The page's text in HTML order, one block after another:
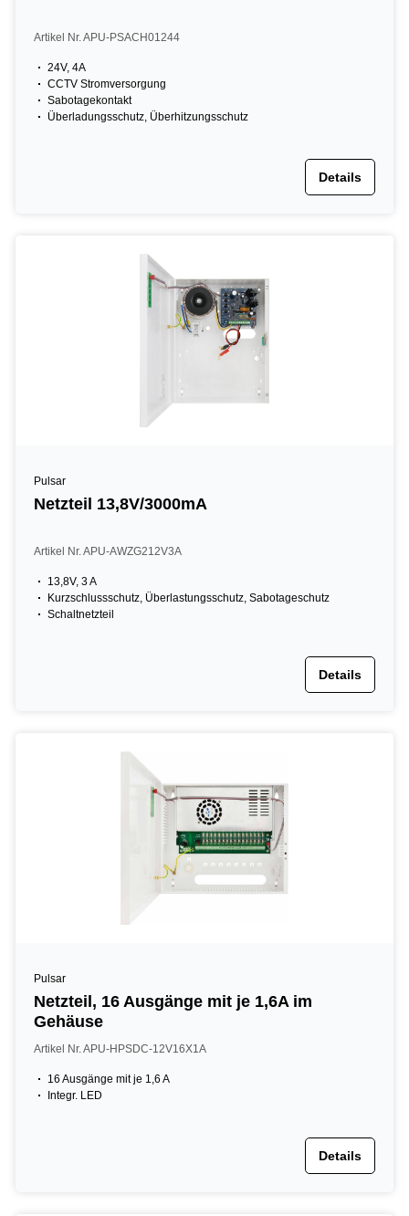
Artikel Nr. APU-PSACH01244
24V, 4A
CCTV Stromversorgung
Sabotagekontakt
Überladungsschutz, Überhitzungsschutz
Details
Pulsar
Netzteil 13,8V/3000mA
Artikel Nr. APU-AWZG212V3A
13,8V, 3 A
Kurzschlussschutz, Überlastungsschutz, Sabotageschutz
Schaltnetzteil
Details
Pulsar
Netzteil, 16 Ausgänge mit je 1,6A im
Gehäuse
Artikel Nr. APU-HPSDC-12V16X1A
16 Ausgänge mit je 1,6 A
Integr. LED
Details